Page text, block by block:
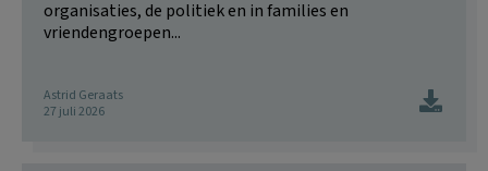
organisaties, de politiek en in families en
vriendengroepen...
Astrid Geraats
27 juli 2026